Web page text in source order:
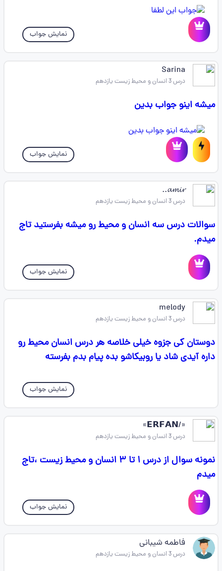
نمایش جواب
Sarina
درس 3 انسان و محیط زیست یازدهم
میشه اینو جواب بدین
نمایش جواب
𝓪𝓶𝓲𝓻..
درس 3 انسان و محیط زیست یازدهم
سوالات درس سه انسان و محیط رو میشه بفرستید تاج
میدم.
نمایش جواب
melody
درس 3 انسان و محیط زیست یازدهم
دوستان کی جزوه خیلی خلاصه هر درس انسان محیط رو
داره آیدی شاد یا روبیکاشو بده پیام بدم بفرسته
نمایش جواب
«/𝗘𝗥𝗙𝗔𝗡»
درس 3 انسان و محیط زیست یازدهم
نمونه سوال از درس ۱ تا ۳ انسان و محیط زیست ،تاج
میدم
نمایش جواب
فاطمه شیبانی
درس 3 انسان و محیط زیست یازدهم